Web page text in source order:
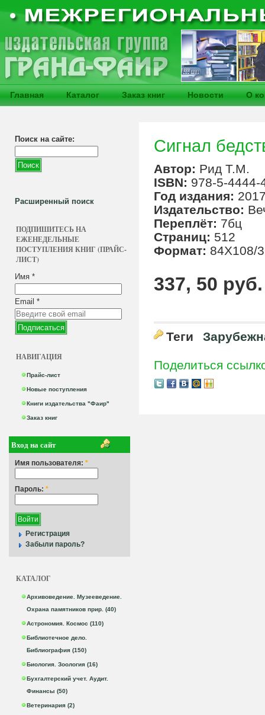
Главная Каталог Заказ книг Новости О
Поиск на сайте:
Расширенный поиск
ПОДПИШИТЕСЬ НА
ЕЖЕНЕДЕЛЬНЫЕ
ПОСТУПЛЕНИЯ КНИГ (ПРАЙС-
ЛИСТ)
Имя *
Email *
НАВИГАЦИЯ
Прайс-лист
Новые поступления
Книги издательства "Фаир"
Заказ книг
Вход на сайт
Имя пользователя: *
Пароль: *
Регистрация
Забыли пароль?
КАТАЛОГ
Архивоведение. Музееведение.
Охрана памятников прир. (40)
Астрономия. Космос (110)
Библиотечное дело.
Библиография (150)
Биология. Зоология (16)
Бухгалтерский учет. Аудит.
Финансы (50)
Ветеринария (2)
Сигнал
Автор: Рид Т.М.
ISBN: 978-5-4444-
Год издания:
Издательство:
Переплёт: 7бц
Страниц: 512
Формат: 84Х108/
337, 50 руб.
Теги
Поделиться